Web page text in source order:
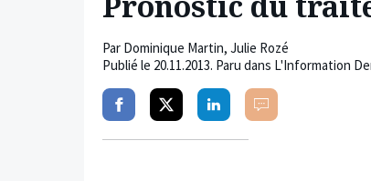
Par Dominique Martin, Julie Rozé
Publié le 20.11.2013. Paru dans L'Information
PartagerPartagerPartagerCommenter